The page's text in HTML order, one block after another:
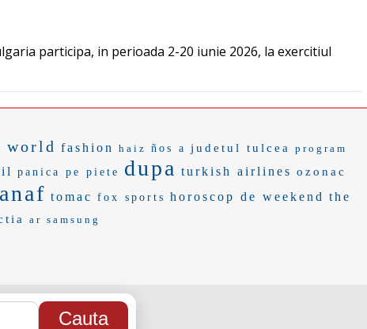
participa, in perioada 2-20 iunie 2026, la exercitiul
world fashion haiz ños a judetul tulcea program
panica pe piete dupa turkish airlines ozonac
anaf tomac fox sports horoscop de weekend the
ar samsung